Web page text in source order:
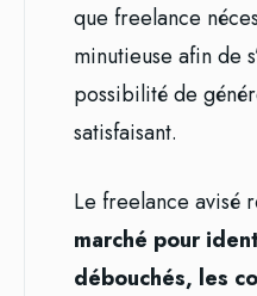
que freelance
minutieuse afin de
possibilité de
satisfaisant.
Le freelance avisé
marché pour
débouchés, les